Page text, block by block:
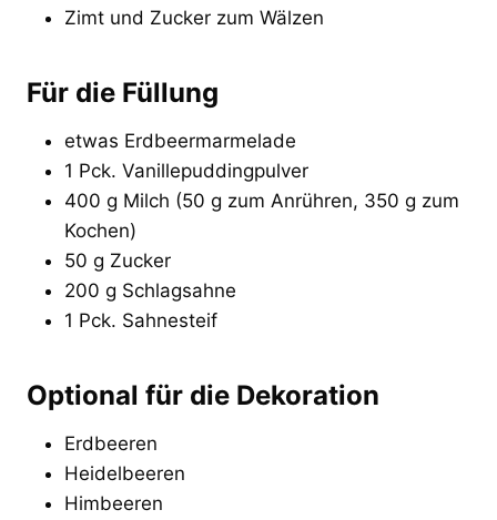
Zimt und Zucker zum Wälzen
Für die Füllung
etwas Erdbeermarmelade
1 Pck. Vanillepuddingpulver
400 g Milch (50 g zum Anrühren, 350 g zum
Kochen)
50 g Zucker
200 g Schlagsahne
1 Pck. Sahnesteif
Optional für die Dekoration
Erdbeeren
Heidelbeeren
Himbeeren